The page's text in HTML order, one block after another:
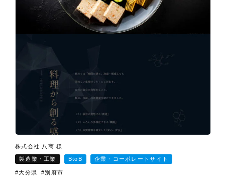
株式会社 八商 様
製造業・工業 BtoB 企業・コーポレートサイト
#大分県 #別府市